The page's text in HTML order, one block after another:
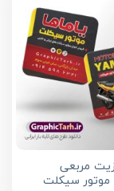
مربعی
موتور سیکلت